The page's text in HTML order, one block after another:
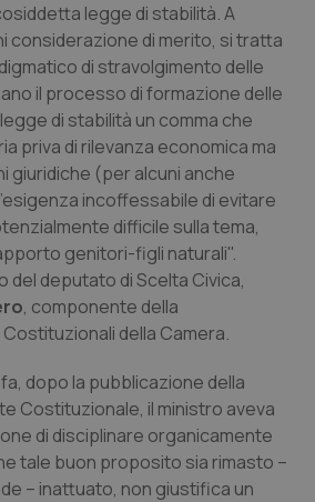
Giulia
coronaropatie
legge di stabilità. A
considerazione di merito, si tratta
di stravolgimento delle
il processo di formazione delle
di stabilità un comma che
priva di rilevanza economica ma
giuridiche (per alcuni anche
incoffessabile di evitare
difficile sulla tema,
genitori-figli naturali".
del deputato di Scelta Civica,
, componente della
della Camera.
dopo la pubblicazione della
Costituzionale, il ministro aveva
di disciplinare organicamente
tale buon proposito sia rimasto –
– inattuato, non giustifica un